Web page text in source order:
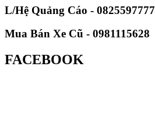
L/Hệ Quảng Cáo - 0825597777
Mua Bán Xe Cũ - 0981115628
FACEBOOK